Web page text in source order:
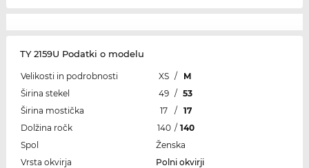
TY 2159U Podatki o modelu
Velikosti in podrobnosti XS /
M
Širina stekel
49 / 53
Širina mostička
17 /
17
Dolžina ročk
140 / 140
Spol
Ženska
Vrsta okvirja
Polni okvirji